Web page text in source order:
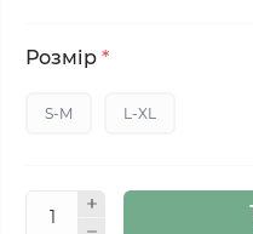
Розмір *
S-M L-XL